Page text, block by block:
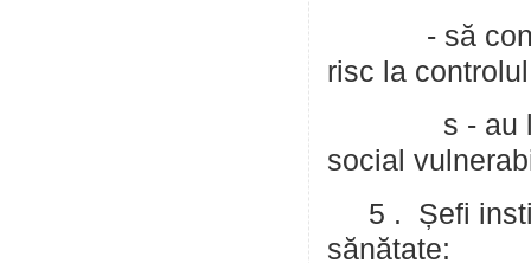
- să
risc la
s - au la
social
5 . Șefi
sănătate: